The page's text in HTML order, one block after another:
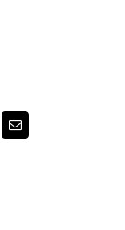
Email